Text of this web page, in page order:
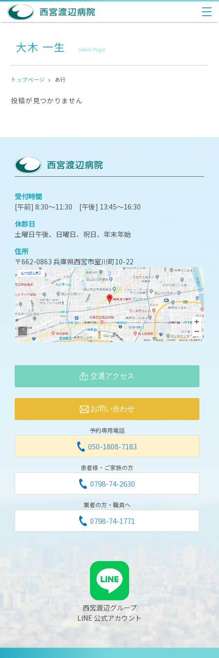
大木 一生 Index Page
トップページ あ行
投稿が見つかりません
受付時間
[午前] 8:30～11:30 [午後] 13:45～16:30
休診日
土曜日午後、日曜日、祝日、年末年始
住所
〒662-0863 兵庫県西宮市室川町10-22
交通アクセス
お問い合わせ
予約専用電話
050-1808-7183
患者様・ご家族の方
0798-74-2630
業者の方・職員へ
0798-74-1771
西宮渡辺グループ
LINE 公式アカウント